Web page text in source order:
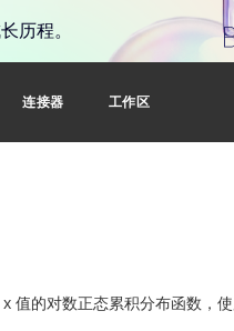
历程。
连接器 工作区
的对数正态累积分布函数，使